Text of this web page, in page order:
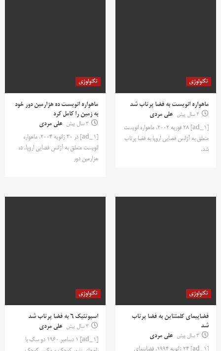
تکنولوژی
ماهواره انویست به فضا پرتاب شد
2 سال پیش
علی مردی
[ad_1] 28 فوریه 2002، ماهواره انویست
متعلق به آژانس فضایی اروپا به فضا پرتاب
شد.
تکنولوژی
ماهواره انویست ده هزارمین دور خود
به زمین را کامل کرد
3 سال پیش
علی مردی
[ad_1] در 30 ژانویه 2004، ماهواره
انویست متعلق به آژانس فضایی اروپا، ده
هزارمین دور
تکنولوژی
فضاپیمای کلمنتاین به فضا پرتاب
شد
3 سال پیش
علی مردی
[ad_1] 24 ژانویه 1994، فضاپیمای
تکنولوژی
اسپوتنیک 6 به فضا پرتاب شد
3 سال پیش
علی مردی
[ad_1] 1 دسامبر 1960 دو سگ با